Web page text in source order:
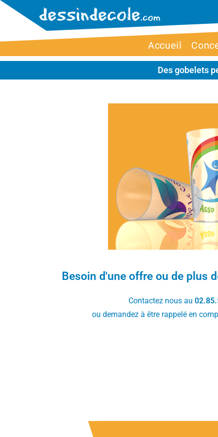
Accueil
Des gobelets
Besoin d'une offre ou de plus
Contactez nous au
ou demandez à être rappelé en